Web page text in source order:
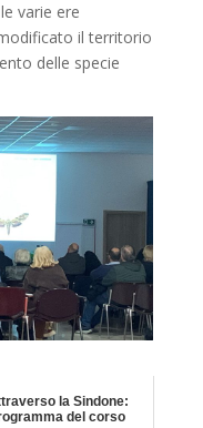
varie ere
il territorio
delle specie
la Sindone:
del corso